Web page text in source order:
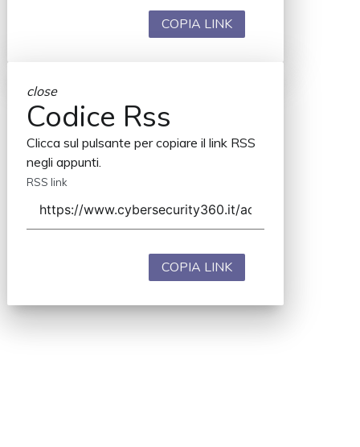
COPIA LINK
close
Codice Rss
Clicca sul pulsante per copiare il link RSS
negli appunti.
RSS link
COPIA LINK